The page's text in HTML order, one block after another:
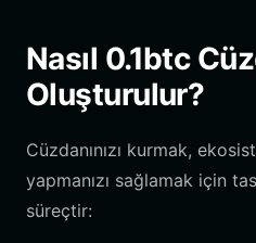
Nasıl 0.1btc
Oluşturulur?
Cüzdanınızı kurmak,
yapmanızı sağlamak için
süreçtir: